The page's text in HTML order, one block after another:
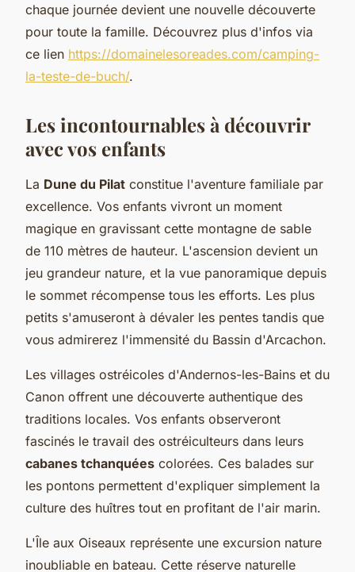
chaque journée devient une nouvelle découverte
pour toute la famille. Découvrez plus d'infos via
ce lien https://domainelesoreades.com/camping-
la-teste-de-buch/.
Les incontournables à découvrir
avec vos enfants
La Dune du Pilat constitue l'aventure familiale par
excellence. Vos enfants vivront un moment
magique en gravissant cette montagne de sable
de 110 mètres de hauteur. L'ascension devient un
jeu grandeur nature, et la vue panoramique depuis
le sommet récompense tous les efforts. Les plus
petits s'amuseront à dévaler les pentes tandis que
vous admirerez l'immensité du Bassin d'Arcachon.
Les villages ostréicoles d'Andernos-les-Bains et du
Canon offrent une découverte authentique des
traditions locales. Vos enfants observeront
fascinés le travail des ostréiculteurs dans leurs
cabanes tchanquées colorées. Ces balades sur
les pontons permettent d'expliquer simplement la
culture des huîtres tout en profitant de l'air marin.
L'Île aux Oiseaux représente une excursion nature
inoubliable en bateau. Cette réserve naturelle